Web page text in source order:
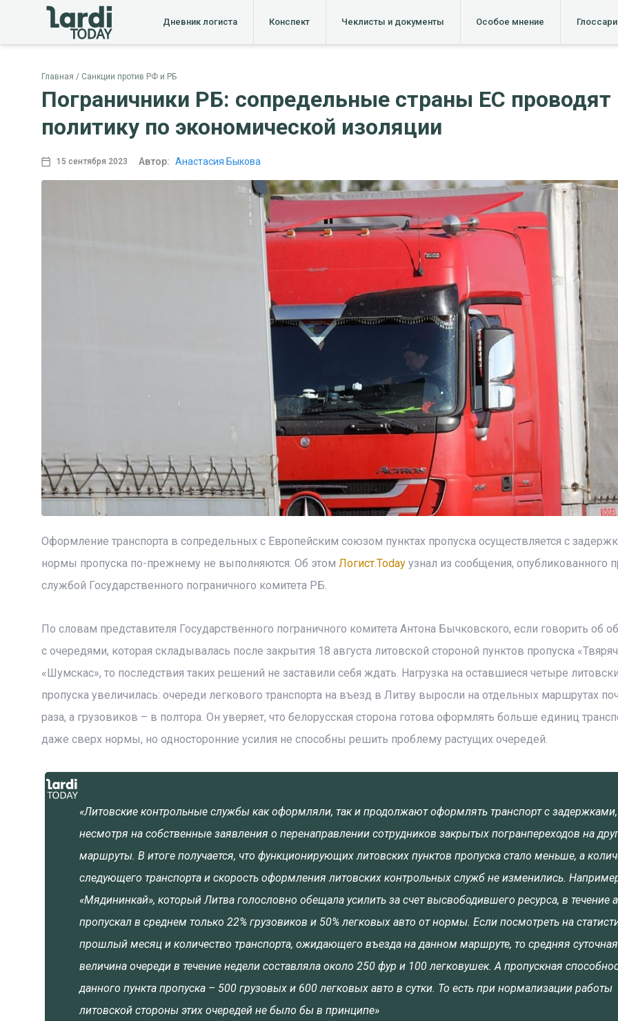
Дневник логиста Конспект Чеклисты и документы Особое мнение
Главная Санкции против РФ и РБ
Пограничники РБ: сопредельные страны ЕС
политику по экономической изоляции
15 сентября 2023 Автор: Анастасия Быкова
Оформление транспорта в сопредельных с Европейским союзом пунктах пропуска осуществляется с
нормы пропуска по-прежнему не выполняются. Об этом Логист.Todayузнал из сообщения, опубликованного
службой Государственного пограничного комитета РБ.
По словам представителя Государственного пограничного комитета Антона Бычковского, если говорить об
с очередями, которая складывалась после закрытия 18 августа литовской стороной пунктов пропуска
«Шумскас», то последствия таких решений не заставили себя ждать. Нагрузка на оставшиеся четыре
пропуска увеличилась: очереди легкового транспорта на въезд в Литву выросли на отдельных маршрутах
раза, а грузовиков – в полтора. Он уверяет, что белорусская сторона готова оформлять больше единиц
даже сверх нормы, но односторонние усилия не способны решить проблему растущих очередей.
«Литовские контрольные службы как оформляли, так и продолжают оформлять транспорт с задержками,
несмотря на собственные заявления о перенаправлении сотрудников закрытых погранпереходов на
маршруты. В итоге получается, что функционирующих литовских пунктов пропуска стало меньше, а
следующего транспорта и скорость оформления литовских контрольных служб не изменились.
«Мядининкай», который Литва голословно обещала усилить за счет высвободившего ресурса, в течение
пропускал в среднем только 22% грузовиков и 50% легковых авто от нормы. Если посмотреть на
прошлый месяц и количество транспорта, ожидающего въезда на данном маршруте, то средняя суточная
величина очереди в течение недели составляла около 250 фур и 100 легковушек. А пропускная
данного пункта пропуска – 500 грузовых и 600 легковых авто в сутки. То есть при нормализации работы
литовской стороны этих очередей не было бы в принципе»